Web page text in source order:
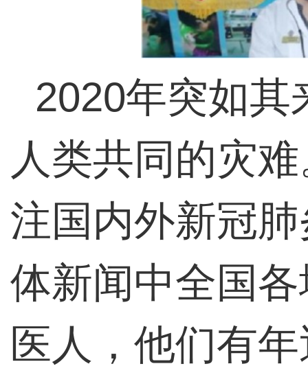
2020年突如其
人类共同的灾
注国内外新冠
体新闻中全国
医人，他们有